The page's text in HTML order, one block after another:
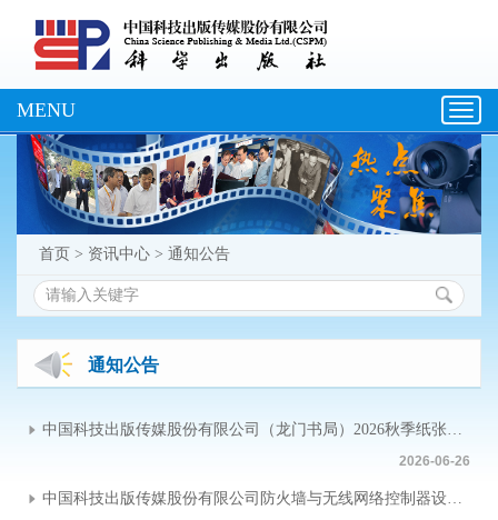
MENU
首页 > 资讯中心 > 通知公告
通知公告
2026-06-26